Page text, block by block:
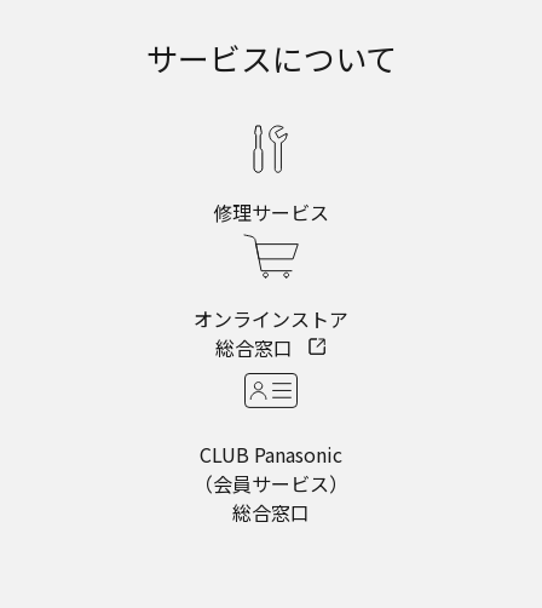
サービスについて
修理サービス
オンラインストア
総合窓口
CLUB Panasonic
（会員サービス）
総合窓口